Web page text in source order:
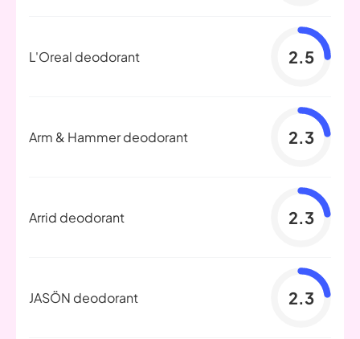
L'Oreal deodorant 2.5
Arm & Hammer deodorant 2.3
Arrid deodorant 2.3
JASÖN deodorant 2.3